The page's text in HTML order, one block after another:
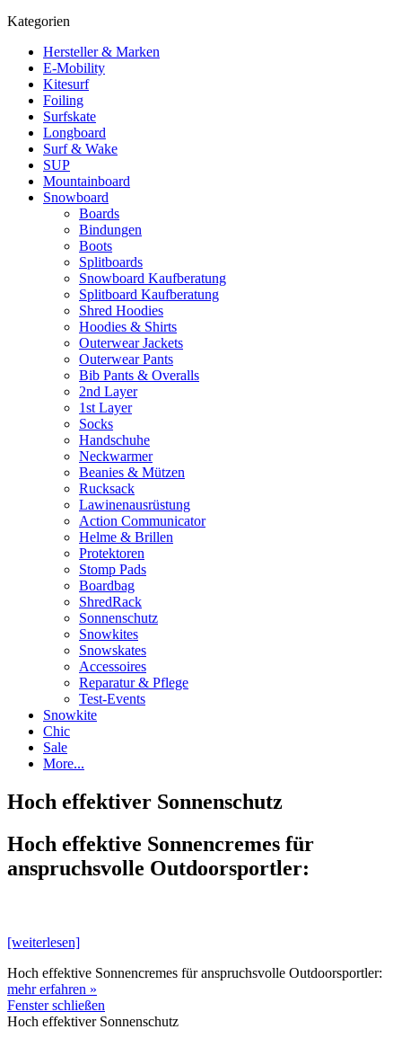
Kategorien
Hersteller & Marken
E-Mobility
Kitesurf
Foiling
Surfskate
Longboard
Surf & Wake
SUP
Mountainboard
Snowboard
Boards
Bindungen
Boots
Splitboards
Snowboard Kaufberatung
Splitboard Kaufberatung
Shred Hoodies
Hoodies & Shirts
Outerwear Jackets
Outerwear Pants
Bib Pants & Overalls
2nd Layer
1st Layer
Socks
Handschuhe
Neckwarmer
Beanies & Mützen
Rucksack
Lawinenausrüstung
Action Communicator
Helme & Brillen
Protektoren
Stomp Pads
Boardbag
ShredRack
Sonnenschutz
Snowkites
Snowskates
Accessoires
Reparatur & Pflege
Test-Events
Snowkite
Chic
Sale
More...
Hoch effektiver Sonnenschutz
Hoch effektive Sonnencremes für
anspruchsvolle Outdoorsportler:
[weiterlesen]
Hoch effektive Sonnencremes für anspruchsvolle Outdoorsportler:
mehr erfahren »
Fenster schließen
Hoch effektiver Sonnenschutz